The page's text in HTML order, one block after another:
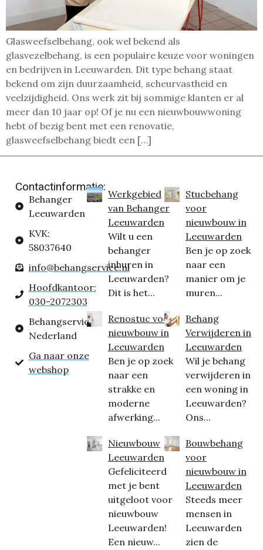
Glasweefselbehang, ook wel bekend als
glasvezelbehang, is een populaire keuze voor woningen
en bedrijven in Leeuwarden. Dit type behang staat
bekend om zijn duurzaamheid, scheurvastheid en
veelzijdigheid. Ons werk zit bij sommige klanten er al
meer dan 10 jaar op! Of je nu een nieuwbouwwoning
hebt of bezig bent met een renovatie,
glasweefselbehang biedt een […]
Contactinformatie:
Behanger
Leeuwarden
KVK:
58037640
info@behangservice.nl
Hoofdkantoor:
030-2072303
Behangservice
Nederland
Ga naar onze
webshop
Werkgebied
van Behanger
Leeuwarden
Wilt u een
behanger
inhuren in
Leeuwarden?
Dit is het...
Renostuc voor
nieuwbouw in
Leeuwarden
Ben je op zoek
naar een
strakke en
moderne
afwerking...
Nieuwbouw
Leeuwarden
Gefeliciteerd
met je bent
uitgeloot voor
nieuwbouw
Leeuwarden!
Een nieuw...
Stucbehang
voor
nieuwbouw in
Leeuwarden
Ben je op zoek
naar een
manier om je
muren...
Behang
Verwijderen in
Leeuwarden
Wil je behang
verwijderen in
een woning in
Leeuwarden?
Ons...
Bouwbehang
voor
nieuwbouw in
Leeuwarden
Steeds meer
mensen in
Leeuwarden
zien de